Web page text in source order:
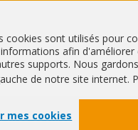
cookies sont utilisés pour
afin
supports. Nous
de notre site
mes cookies